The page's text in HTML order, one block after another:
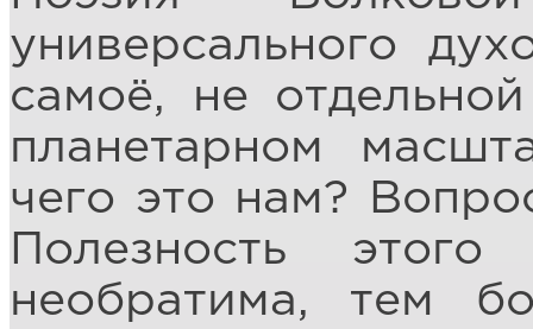
универсального
самоё, не
планетарном
чего это нам?
Полезность
необратима, тем